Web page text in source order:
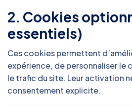
2. Cookies
essentiels)
Ces cookies permettent
expérience, de personnaliser le
le trafic du site. Leur activation
consentement explicite.